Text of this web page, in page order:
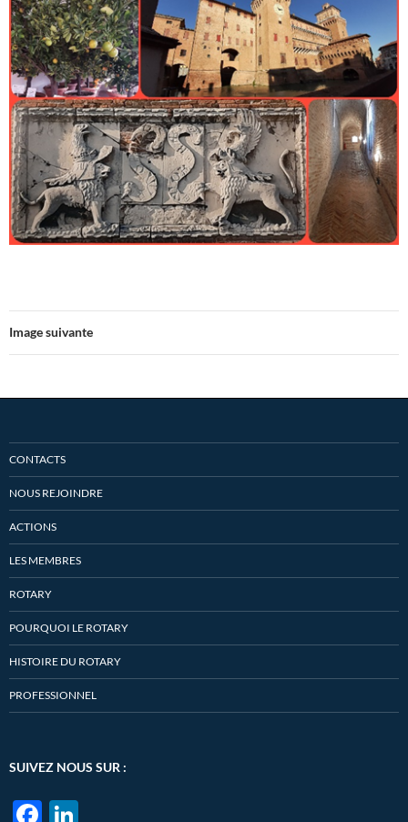
Image suivante
CONTACTS
NOUS REJOINDRE
ACTIONS
LES MEMBRES
ROTARY
POURQUOI LE ROTARY
HISTOIRE DU ROTARY
PROFESSIONNEL
SUIVEZ NOUS SUR :
F